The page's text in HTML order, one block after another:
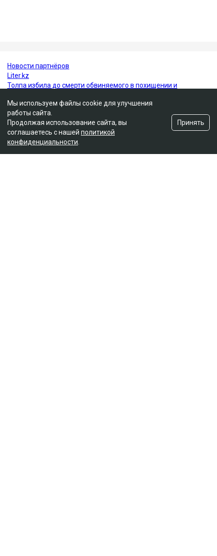
Мы используем файлы cookie для улучшения
работы сайта.
Продолжая использование сайта, вы
соглашаетесь с нашей политикой
конфиденциальности
Принять